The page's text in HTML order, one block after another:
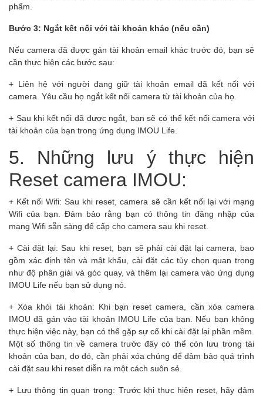
phẩm.
Bước 3: Ngắt kết nối với tài khoản khác (nếu cần)
Nếu camera đã được gán tài khoản email khác trước đó, bạn sẽ
cần thực hiện các bước sau:
+ Liên hệ với người đang giữ tài khoản email đã kết nối với
camera. Yêu cầu họ ngắt kết nối camera từ tài khoản của họ.
+ Sau khi kết nối đã được ngắt, bạn sẽ có thể kết nối camera với
tài khoản của bạn trong ứng dụng IMOU Life.
5. Những lưu ý thực hiện
Reset camera IMOU:
+ Kết nối Wifi: Sau khi reset, camera sẽ cần kết nối lại với mạng
Wifi của bạn. Đảm bảo rằng bạn có thông tin đăng nhập của
mạng Wifi sẵn sàng để cấp cho camera sau khi reset.
+ Cài đặt lại: Sau khi reset, bạn sẽ phải cài đặt lại camera, bao
gồm xác định tên và mật khẩu, cài đặt các tùy chọn quan trọng
như độ phân giải và góc quay, và thêm lại camera vào ứng dụng
IMOU Life nếu bạn sử dụng nó.
+ Xóa khỏi tài khoản: Khi bạn reset camera, cần xóa camera
IMOU đã gán vào tài khoản IMOU Life của bạn. Nếu bạn không
thực hiện việc này, bạn có thể gặp sự cố khi cài đặt lại phần mềm.
Một số thông tin về camera trước đây có thể còn lưu trong tài
khoản của bạn, do đó, cần phải xóa chúng để đảm bảo quá trình
cài đặt sau khi reset diễn ra một cách suôn sẻ.
+ Lưu thông tin quan trọng: Trước khi thực hiện reset, hãy đảm